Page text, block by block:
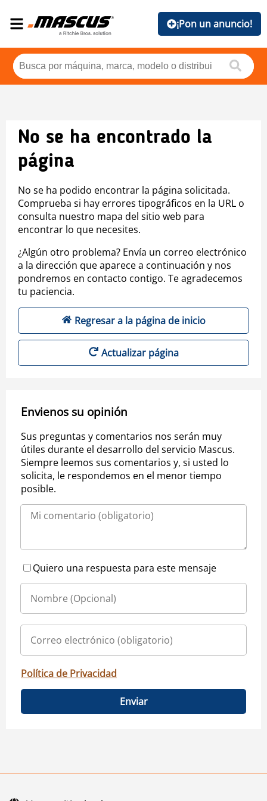
¡Pon un anuncio!
No se ha encontrado la
página
No se ha podido encontrar la página solicitada.
Comprueba si hay errores tipográficos en la URL o
consulta nuestro mapa del sitio web para
encontrar lo que necesites.
¿Algún otro problema? Envía un correo electrónico
a la dirección que aparece a continuación y nos
pondremos en contacto contigo. Te agradecemos
tu paciencia.
Regresar a la página de inicio
Actualizar página
Envienos su opinión
Sus preguntas y comentarios nos serán muy
útiles durante el desarrollo del servicio Mascus.
Siempre leemos sus comentarios y, si usted lo
solicita, le respondemos en el menor tiempo
posible.
Quiero una respuesta para este mensaje
Política de Privacidad
Enviar